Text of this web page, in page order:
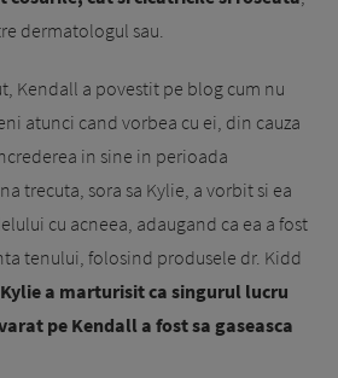
dermatologul sau.
Kendall a povestit pe blog cum nu
atunci cand vorbea cu ei, din cauza
in sine in perioada
trecuta, sora sa Kylie, a vorbit si ea
cu acneea, adaugand ca ea a fost
tenului, folosind produsele dr. Kidd
Kylie a marturisit ca singurul lucru
pe Kendall a fost sa gaseasca